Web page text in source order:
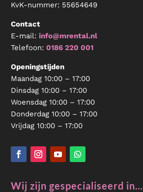
KvK-nummer: 55654649
Contact
E-mail:info@mrental.nl
Telefoon:0186 220 001
Openingstijden
Maandag 10:00 – 17:00
Dinsdag 10:00 – 17:00
Woensdag 10:00 – 17:00
Donderdag 10:00 – 17:00
Vrijdag 10:00 – 17:00
Wij zijn gespecialiseerd in…